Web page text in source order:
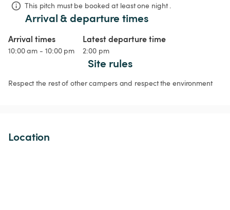
This pitch must be booked at least one night .
Arrival & departure times
Arrival times
10:00 am - 10:00 pm
Latest departure time
2:00 pm
Site rules
Respect the rest of other campers and respect the environment
Location